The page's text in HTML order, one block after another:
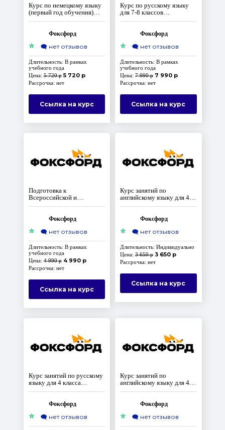
Курс по немецкому языку
(первый год обучения)
(Домашняя школа)
Фоксфорд
⭐ 🗨️ нет отзывов
Длительность: В рамках
учебного года
Цена:5 720 р 5 720 р
Рассрочка: нет
Ссылка на курс
Курс по русскому языку
для 7-8 классов
(продвинутый уровень).
Фоксфорд
⭐ 🗨️ нет отзывов
Длительность: В рамках
учебного года
Цена: 7 990 р 7 990 р
Рассрочка: нет
Ссылка на курс
Подготовка к
Всероссийской и
вузовским олимпиадам по
Фоксфорд
⭐ 🗨️ нет отзывов
Длительность: В рамках
учебного года
Цена:4 990 р 4 990 р
Рассрочка: нет
Ссылка на курс
Курс занятий по
английскому языку для 4
класса (Домашняя школа).
Фоксфорд
⭐ 🗨️ нет отзывов
Длительность: Индивидуально
Цена: 3 650 р 3 650 р
Рассрочка: нет
Ссылка на курс
Курс занятий по русскому
языку для 4 класса
(Домашняя школа)
Фоксфорд
⭐ 🗨️ нет отзывов
Курс занятий по
английскому языку для 4
класса (Домашняя школа)
Фоксфорд
⭐ 🗨️ нет отзывов